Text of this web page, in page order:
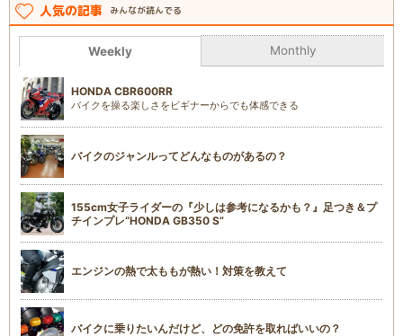
人気の記事 みんなが読んでる
Weekly Monthly
HONDA CBR600RR
バイクを操る楽しさをビギナーからでも体感できる
バイクのジャンルってどんなものがあるの？
155cm女子ライダーの『少しは参考になるかも？』足つき＆プ
チインプレ“HONDA GB350 S”
エンジンの熱で太ももが熱い！対策を教えて
バイクに乗りたいんだけど、どの免許を取ればいいの？